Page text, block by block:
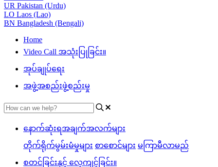
UR Pakistan (Urdu)
LO Laos (Lao)
BN Bangladesh (Bengali)
Home
Video Call အသုံးပြုခြင်း။
အုပ်ချုပ်ရေး
အဖွဲ့အစည်းဖွဲ့စည်းမှု
နောက်ဆုံးရအချက်အလက်များ
တိုက်ရိုက်မွမ်းမံမှုများ စာစောင်များ မကြာမီလာမည်
စတင်ခြင်းနှင့် လေ့ကျင့်ခြင်း။